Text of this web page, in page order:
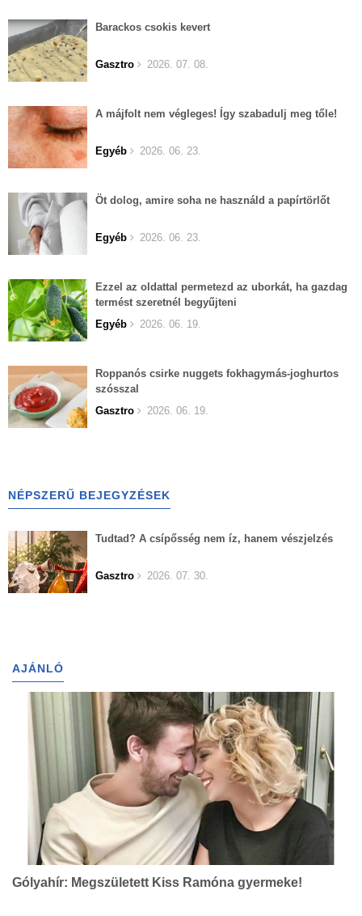
Barackos csokis kevert
Gasztro 2026. 07. 08.
A májfolt nem végleges! Így szabadulj meg tőle!
Egyéb 2026. 06. 23.
Öt dolog, amire soha ne használd a papírtörlőt
Egyéb 2026. 06. 23.
Ezzel az oldattal permetezd az uborkát, ha gazdag
termést szeretnél begyűjteni
Egyéb
2026. 06. 19.
Roppanós csirke nuggets fokhagymás-joghurtos
szósszal
Gasztro
2026. 06. 19.
NÉPSZERŰ BEJEGYZÉSEK
Tudtad? A csípősség nem íz, hanem vészjelzés
Gasztro 2026. 07. 30.
AJÁNLÓ
Gólyahír: Megszületett Kiss Ramóna gyermeke!